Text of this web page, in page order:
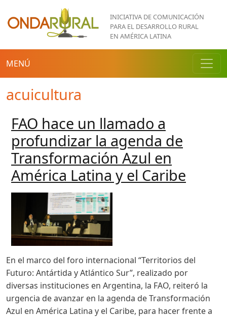
Pasar al contenido principal
INICIATIVA DE COMUNICACIÓN
PARA EL DESARROLLO RURAL
EN AMÉRICA LATINA
MENÚ
acuicultura
FAO hace un llamado a
profundizar la agenda de
Transformación Azul en
América Latina y el Caribe
En el marco del foro internacional “Territorios del
Futuro: Antártida y Atlántico Sur”, realizado por
diversas instituciones en Argentina, la FAO, reiteró la
urgencia de avanzar en la agenda de Transformación
Azul en América Latina y el Caribe, para hacer frente a